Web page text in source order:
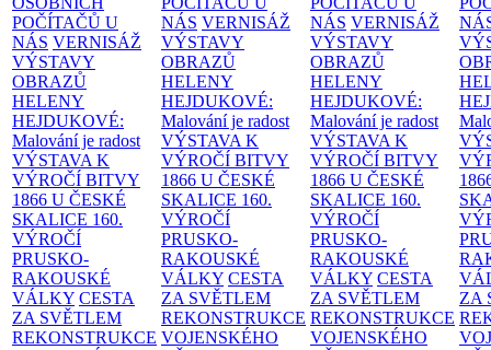
POČÍTAČŮ U
NÁS VERNISÁŽ
VÝSTAVY
OBRAZŮ
HELENY
HEJDUKOVÉ:
Malování je radost
VÝSTAVA K
VÝROČÍ BITVY
1866 U ČESKÉ
SKALICE 160.
VÝROČÍ
PRUSKO-
RAKOUSKÉ
VÁLKY CESTA
ZA SVĚTLEM
REKONSTRUKCE
NÁS VERNISÁŽ
VÝSTAVY
OBRAZŮ
HELENY
HEJDUKOVÉ:
Malování je radost
VÝSTAVA K
VÝROČÍ BITVY
1866 U ČESKÉ
SKALICE 160.
VÝROČÍ
PRUSKO-
RAKOUSKÉ
VÁLKY CESTA
ZA SVĚTLEM
REKONSTRUKCE
VOJENSKÉHO
NÁS VERNISÁŽ
VÝSTAVY
OBRAZŮ
HELENY
HEJDUKOVÉ:
Malování je radost
VÝSTAVA K
VÝROČÍ BITVY
1866 U ČESKÉ
SKALICE 160.
VÝROČÍ
PRUSKO-
RAKOUSKÉ
VÁLKY CESTA
ZA SVĚTLEM
REKONSTRUKCE
VOJENSKÉHO
ZA